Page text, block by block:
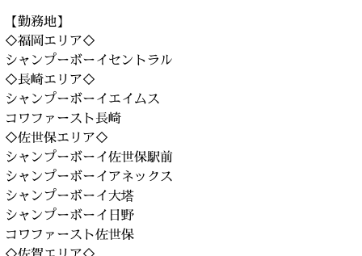
【勤務地】
◇福岡エリア◇
シャンプーボーイセントラル
◇長崎エリア◇
シャンプーボーイエイムス
コワファースト長崎
◇佐世保エリア◇
シャンプーボーイ佐世保駅前
シャンプーボーイアネックス
シャンプーボーイ大塔
シャンプーボーイ日野
コワファースト佐世保